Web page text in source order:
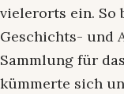
vielerorts ein. So
Geschichts- und
Sammlung für
kümmerte sich